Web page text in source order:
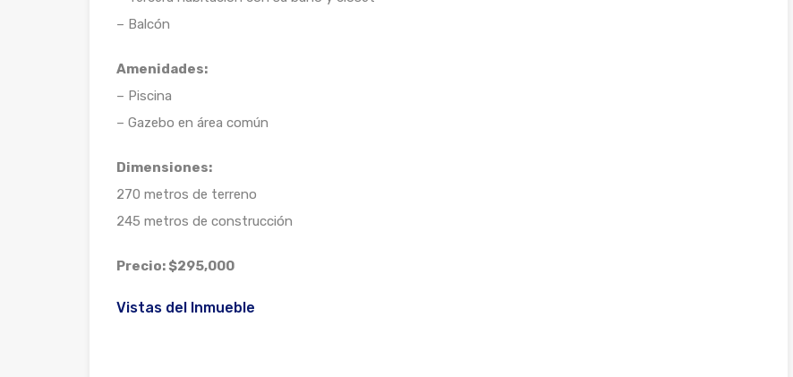
– Balcón
Amenidades:
– Piscina
– Gazebo en área común
Dimensiones:
270 metros de terreno
245 metros de construcción
Precio: $295,000
Vistas del Inmueble